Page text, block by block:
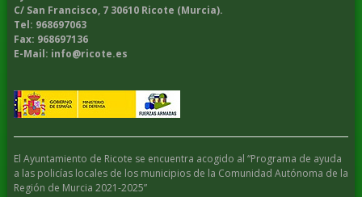
C/ San Francisco, 7 30610 Ricote (Murcia).
Tel: 968697063
Fax: 968697136
E-Mail: info@ricote.es
El Ayuntamiento de Ricote se encuentra acogido al “Programa de ayuda
a las policías locales de los municipios de la Comunidad Autónoma de la
Región de Murcia 2021-2025”